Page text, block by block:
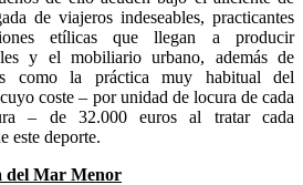
de viajeros indeseables, practicantes
etílicas que llegan a producir
y el mobiliario urbano, además de
como la práctica muy habitual del
coste – por unidad de locura de cada
– de 32.000 euros al tratar cada
este deporte.
del Mar Menor